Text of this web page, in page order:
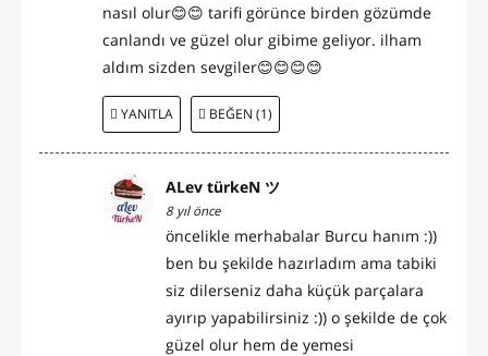
nasıl olur😊😊 tarifi görünce birden gözümde
canlandı ve güzel olur gibime geliyor. ilham
aldım sizden sevgiler😊😊😊😊
YANITLA BEĞEN (1)
ALev türkeN ツ
8 yıl önce
öncelikle merhabalar Burcu hanım :))
ben bu şekilde hazırladım ama tabiki
siz dilerseniz daha küçük parçalara
ayırıp yapabilirsiniz :)) o şekilde de çok
güzel olur hem de yemesi